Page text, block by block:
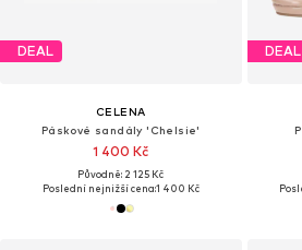
DEAL
CELENA
Páskové sandály 'Chelsie'
1 400 Kč
Původně: 2 125 Kč
Poslední nejnižší cena:1 400 Kč
DEAL